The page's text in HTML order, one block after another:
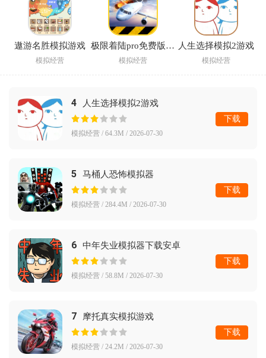
遨游名胜模拟游戏
模拟经营
极限着陆pro免费版(Extreme Landings)
模拟经营
人生选择模拟2游戏
模拟经营
4 人生选择模拟2游戏
模拟经营 / 64.3M / 2026-07-30
下载
5 马桶人恐怖模拟器
模拟经营 / 284.4M / 2026-07-30
下载
6 中年失业模拟器下载安卓
模拟经营 / 58.8M / 2026-07-30
下载
7 摩托真实模拟游戏
模拟经营 / 24.2M / 2026-07-30
下载